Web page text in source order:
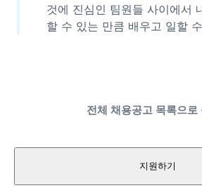
것에 진심인 팀원들 사이에서
할 수 있는 만큼 배우고 일할
전체 채용공고 목록으로
지원하기